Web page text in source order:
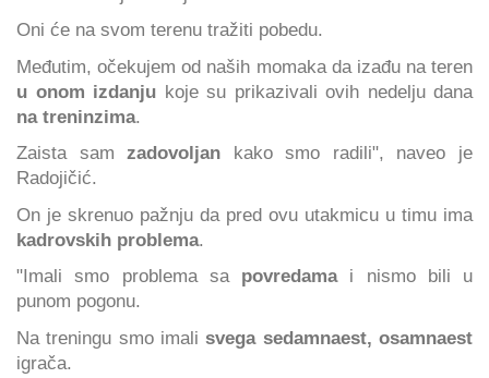
Oni će na svom terenu tražiti pobedu.
Međutim, očekujem od naših momaka da izađu na teren
u onom izdanju koje su prikazivali ovih nedelju dana
na treninzima.
Zaista sam zadovoljan kako smo radili", naveo je
Radojičić.
On je skrenuo pažnju da pred ovu utakmicu u timu ima
kadrovskih problema.
"Imali smo problema sa povredamai nismo bili u
punom pogonu.
Na treningu smo imalisvega sedamnaest, osamnaest
igrača.